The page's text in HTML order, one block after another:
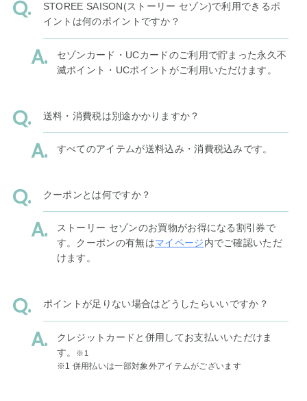
STOREE SAISON(ストーリー セゾン)で利用できるポ
イントは何のポイントですか？
セゾンカード・UCカードのご利用で貯まった永久不
滅ポイント・UCポイントがご利用いただけます。
送料・消費税は別途かかりますか？
すべてのアイテムが送料込み・消費税込みです。
クーポンとは何ですか？
ストーリー セゾンのお買物がお得になる割引券で
す。クーポンの有無はマイページ内でご確認いただ
けます。
ポイントが足りない場合はどうしたらいいですか？
クレジットカードと併用してお支払いいただけま
す。
※1
※1 併用払いは一部対象外アイテムがございます